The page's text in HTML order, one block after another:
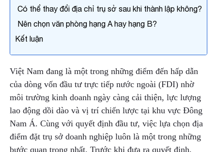
Có thể thay đổi địa chỉ trụ sở sau khi thành lập không?
Nên chọn văn phòng hạng A hay hạng B?
Kết luận
Việt Nam đang là một trong những điểm đến hấp dẫn
của dòng vốn đầu tư trực tiếp nước ngoài (FDI) nhờ
môi trường kinh doanh ngày càng cải thiện, lực lượng
lao động dồi dào và vị trí chiến lược tại khu vực Đông
Nam Á. Cùng với quyết định đầu tư, việc lựa chọn địa
điểm đặt trụ sở doanh nghiệp luôn là một trong những
bước quan trọng nhất. Trước khi đưa ra quyết định,
Gửi yêu cầu